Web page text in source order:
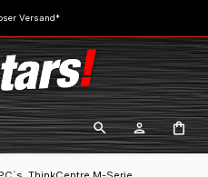
Versand*